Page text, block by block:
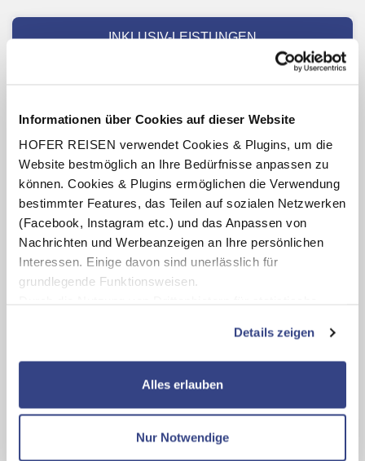
Informationen über Cookies auf dieser Website
HOFER REISEN verwendet Cookies & Plugins, um die
Website bestmöglich an Ihre Bedürfnisse anpassen zu
können. Cookies & Plugins ermöglichen die Verwendung
bestimmter Features, das Teilen auf sozialen Netzwerken
(Facebook, Instagram etc.) und das Anpassen von
Nachrichten und Werbeanzeigen an Ihre persönlichen
Interessen. Einige davon sind unerlässlich für
grundlegende Funktionsweisen.
zusätzliche Dienste bzw. Technologien von Drittanbietern
nutzen und uns sowie Dritten weitere Personalisierungen
ermöglichen, dabei kommt es auch zu Übermittlungen
Datenschutzseite
Mit Klick auf "Alles erlauben" stimmen Sie der
Details zeigen
Alles erlauben
Nur Notwendige
INKLUSIV-LEISTUNGEN
Verpflegung: wahlweise Frühstücksbuffet, Halbpension
mit Frühstücksbuffet, Mittag- und Abendessen
Benutzung des hoteleigenen Wellnessbereichs
(Öffnungszeiten lt. Aushang vor Ort oder online)
Eintritt in die Terme 3000 (Öffnungszeiten lt. Aushang vor
Ort oder online)
Teilnahme am hoteleigenen Aktiv- und
Unterhaltungsprogramm (lt. Aushang vor Ort oder online)
Kinderclub für Kinder von 4 bis 12 Jahren (lt. Aushang vor
Terme 3000 Moravske Toplice Livada